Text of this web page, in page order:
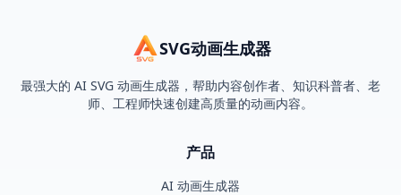
SVG动画生成器
最强大的 AI SVG 动画生成器，帮助内容创作者、知识科普者、老
师、工程师快速创建高质量的动画内容。
产品
AI 动画生成器